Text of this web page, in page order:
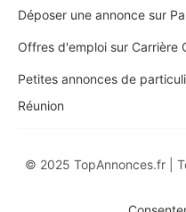
Déposer une annonce sur
Offres d'emploi sur Carrière
Petites annonces de
Réunion
© 2025 TopAnnonces.fr |